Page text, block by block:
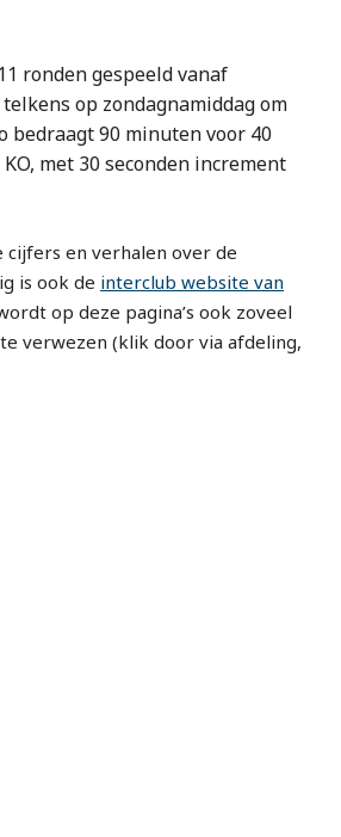
ronden gespeeld vanaf
op zondagnamiddag om
bedraagt 90 minuten voor 40
met 30 seconden increment
en verhalen over de
is ook de interclub website van
op deze pagina’s ook zoveel
verwezen (klik door via afdeling,